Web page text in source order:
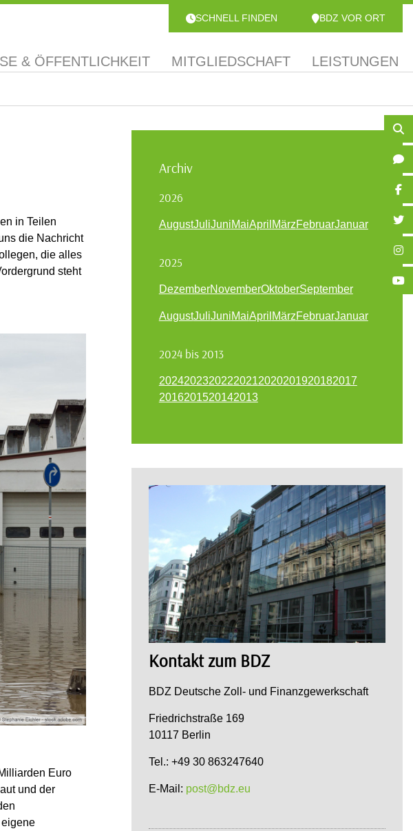
SCHNELL FINDEN BDZ VOR ORT
& ÖFFENTLICHKEIT MITGLIEDSCHAFT LEISTUNGEN
in Teilen
die Nachricht
die alles
steht
Euro
und der
Archiv
2026
AugustJuliJuniMaiApril MärzFebruarJanuar
2025
DezemberNovemberOktoberSeptember
AugustJuliJuniMaiApril MärzFebruarJanuar
2024 bis 2013
20242023202220212020201920182017
2016201520142013
Kontakt zum BDZ
BDZ Deutsche Zoll- und Finanzgewerkschaft
Friedrichstraße 169
10117 Berlin
Tel.: +49 30 863247640
E-Mail: post@bdz.eu